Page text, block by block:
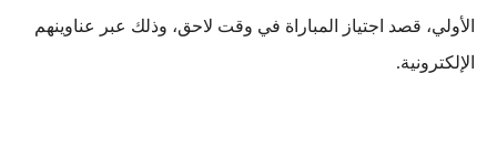
الأولي، قصد اجتياز المباراة في وقت لاحق، وذلك عبر عناوينهم
الإلكترونية.